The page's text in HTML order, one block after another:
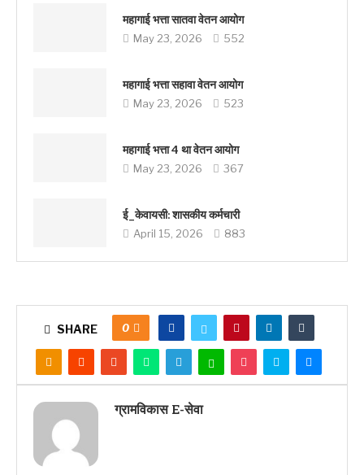
महागाई भत्ता सातवा वेतन आयोग
May 23, 2026 552
महागाई भत्ता सहावा वेतन आयोग
May 23, 2026 523
महागाई भत्ता 4 था वेतन आयोग
May 23, 2026 367
ई_केवायसी: शासकीय कर्मचारी
April 15, 2026 883
SHARE 0
ग्रामविकास E-सेवा